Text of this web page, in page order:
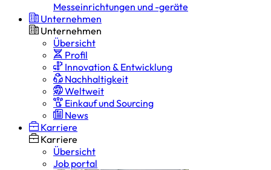
Messeinrichtungen und -geräte
Unternehmen
Unternehmen
Übersicht
Profil
Innovation & Entwicklung
Nachhaltigkeit
Weltweit
Einkauf und Sourcing
News
Karriere
Karriere
Übersicht
Job portal